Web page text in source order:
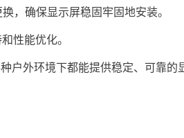
确保显示屏稳固牢固地安装。
性能优化。
外环境下都能提供稳定、可靠的